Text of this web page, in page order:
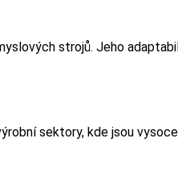
strojů. Jeho
sektory, kde jsou